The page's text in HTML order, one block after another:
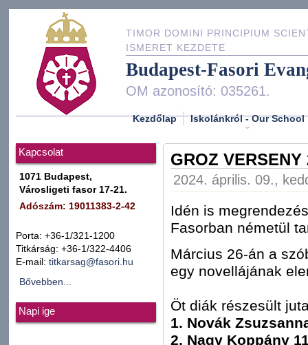
TIMOR DOMINI PRINCIPIUM
ISMERET KEZDETE
Budapest-Fasori
OM azonosító: 035261.
Kezdőlap Iskolánkról - Our School
Kapcsolat
1071 Budapest,
Városligeti fasor 17-21.
Adószám: 19011383-2-42
Porta: +36-1/321-1200
Titkárság: +36-1/322-4406
E-mail: titkarsag@fasori.hu
Bővebben...
Napi ige
GROZ VERSENY
2024. április. 09.,
Idén is
Fasorban németül
Március 26-án a
egy novellájának
Öt diák részesült
1. Novák
2. Nagy Koppány